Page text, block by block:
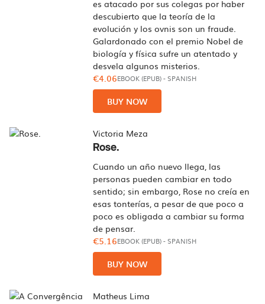
es atacado por sus colegas por haber
descubierto que la teoría de la
evolución y los ovnis son un fraude.
Galardonado con el premio Nobel de
biología y física sufre un atentado y
desvela algunos misterios.
€4.06EBOOK (EPUB)-SPANISH
BUY NOW
Victoria Meza
Rose.
Cuando un año nuevo llega, las
personas pueden cambiar en todo
sentido; sin embargo, Rose no creía en
esas tonterías, a pesar de que poco a
poco es obligada a cambiar su forma
de pensar.
€5.16EBOOK (EPUB)-SPANISH
BUY NOW
Matheus Lima